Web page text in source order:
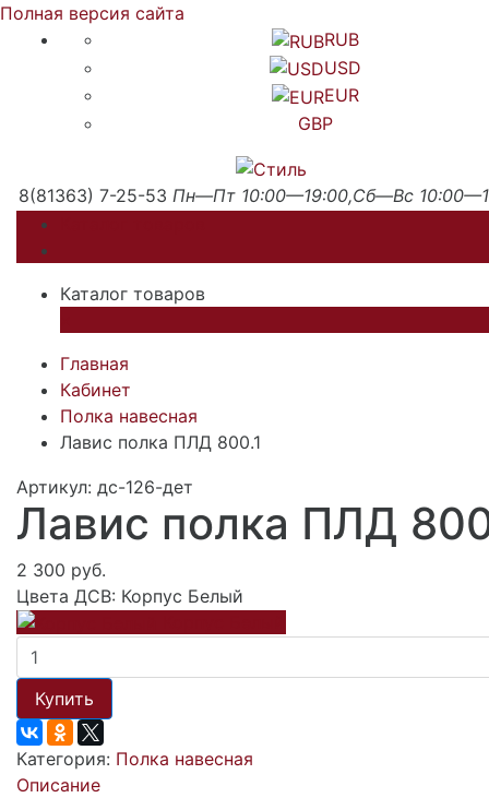
Полная версия сайта
RUB
USD
EUR
GBP
8(81363) 7-25-53 Пн—Пт 10:00—19:00,Сб—Вс
Каталог товаров
Главная
Кабинет
Полка навесная
Лавис полка ПЛД 800.1
Артикул: дс-126-дет
Лавис полка ПЛД
2 300 руб.
Цвета ДСВ: Корпус Белый
Купить
Категория: Полка навесная
Описание